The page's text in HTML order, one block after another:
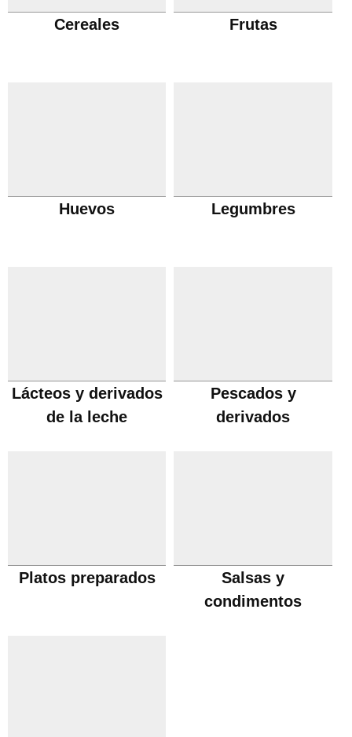
Cereales Frutas
Huevos Legumbres
Lácteos y derivados
de la leche
Pescados y
derivados
Platos preparados
Salsas y
condimentos